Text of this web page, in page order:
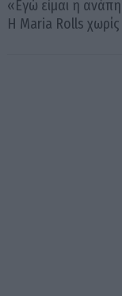
«Εγώ είμαι η
Η Maria Rolls χωρίς